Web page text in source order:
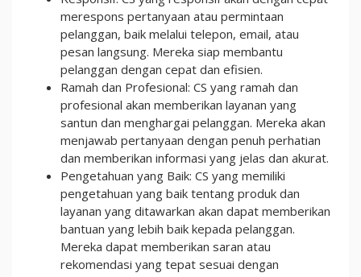
merespons pertanyaan atau permintaan
pelanggan, baik melalui telepon, email, atau
pesan langsung. Mereka siap membantu
pelanggan dengan cepat dan efisien.
Ramah dan Profesional: CS yang ramah dan
profesional akan memberikan layanan yang
santun dan menghargai pelanggan. Mereka akan
menjawab pertanyaan dengan penuh perhatian
dan memberikan informasi yang jelas dan akurat.
Pengetahuan yang Baik: CS yang memiliki
pengetahuan yang baik tentang produk dan
layanan yang ditawarkan akan dapat memberikan
bantuan yang lebih baik kepada pelanggan.
Mereka dapat memberikan saran atau
rekomendasi yang tepat sesuai dengan